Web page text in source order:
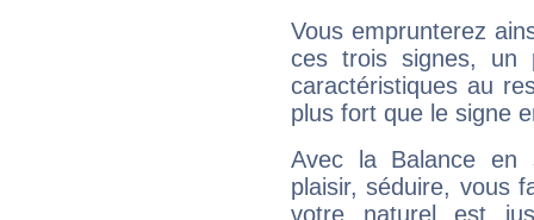
Vous emprunterez
ces trois signes, un
caractéristiques au
plus fort que le signe
Avec la Balance en
plaisir, séduire, vous
votre naturel est